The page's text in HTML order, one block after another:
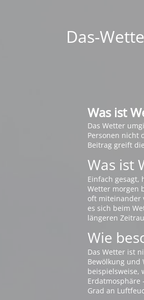
Das-
Was ist
Das Wetter
Personen nicht
Beitrag greift
Was ist
Einfach gesagt,
Wetter morgen
oft miteinander
es sich beim
längeren
Wie
Das Wetter ist
Bewölkung und
beispielsweise,
Erdatmosphäre
Grad an